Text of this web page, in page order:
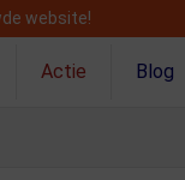
website!
Actie Blog